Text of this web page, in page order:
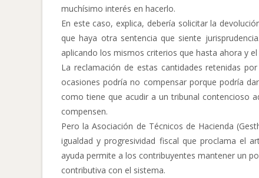
muchísimo interés en hacerlo.
En este caso, explica, debería solicitar la
que haya otra sentencia que siente
aplicando los mismos criterios que hasta ahora y
La reclamación de estas cantidades retenidas
ocasiones podría no compensar porque podría
como tiene que acudir a un tribunal contencioso
compensen.
Pero la Asociación de Técnicos de Hacienda
igualdad y progresividad fiscal que proclama el
ayuda permite a los contribuyentes mantener un
contributiva con el sistema.